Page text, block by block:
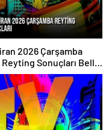
2026 Çarşamba
Reyting Sonuçları Belli